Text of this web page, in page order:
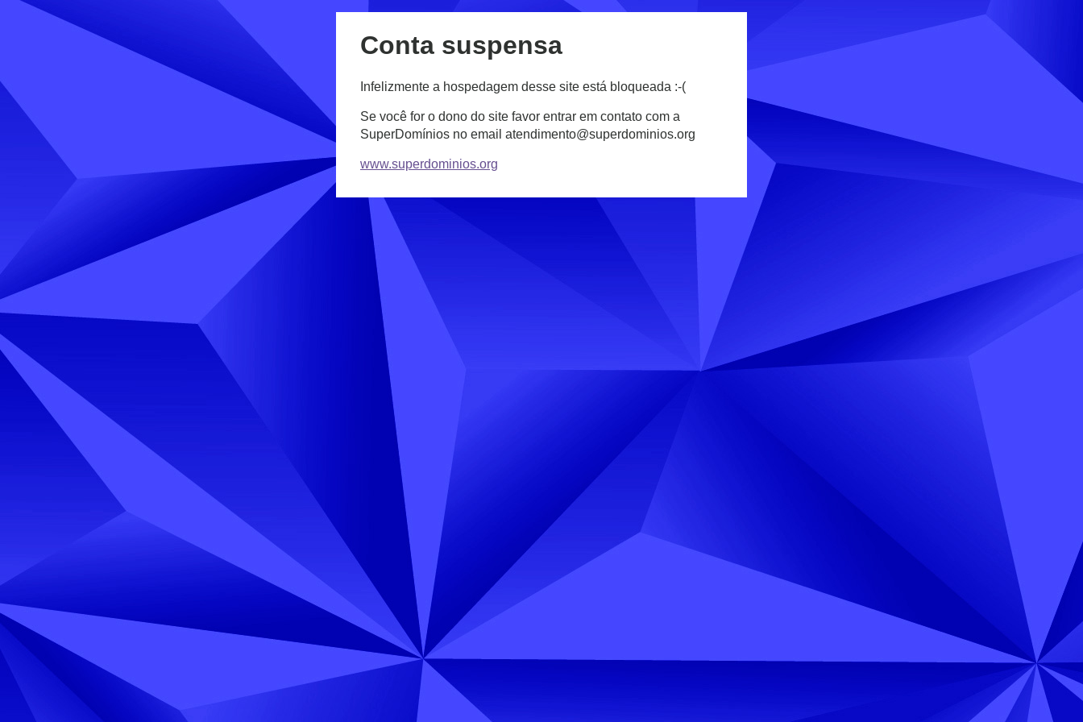
Conta suspensa
Infelizmente a hospedagem desse site está bloqueada :-(
Se você for o dono do site favor entrar em contato com a
SuperDomínios no email atendimento@superdominios.org
www.superdominios.org